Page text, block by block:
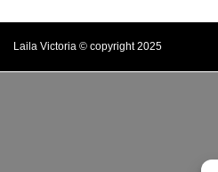
Laila Victoria © copyright 2025